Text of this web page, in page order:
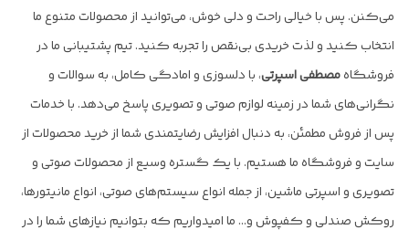
می‌کنن. پس با خیالی راحت و دلی خوش، می‌توانید از محصولات متنوع ما
انتخاب کنید و لذت خریدی بی‌نقص را تجربه کنید. تیم پشتیبانی ما در
فروشگاهمصطفی اسپرتی، با دلسوزی و امادگی کامل، به سوالات و
نگرانی‌های شما در زمینه لوازم صوتی و تصویری پاسخ می‌دهد. با خدمات
پس از فروش مطمئن، به دنبال افزایش رضایتمندی شما از خرید محصولات از
سایت و فروشگاه ما هستیم. با یک گستره وسیع از محصولات صوتی و
تصویری و اسپرتی ماشین، از جمله انواع سیستم‌های صوتی، انواع مانیتورها،
روکش صندلی و کفپوش و… ما امیدواریم که بتوانیم نیازهای شما را در